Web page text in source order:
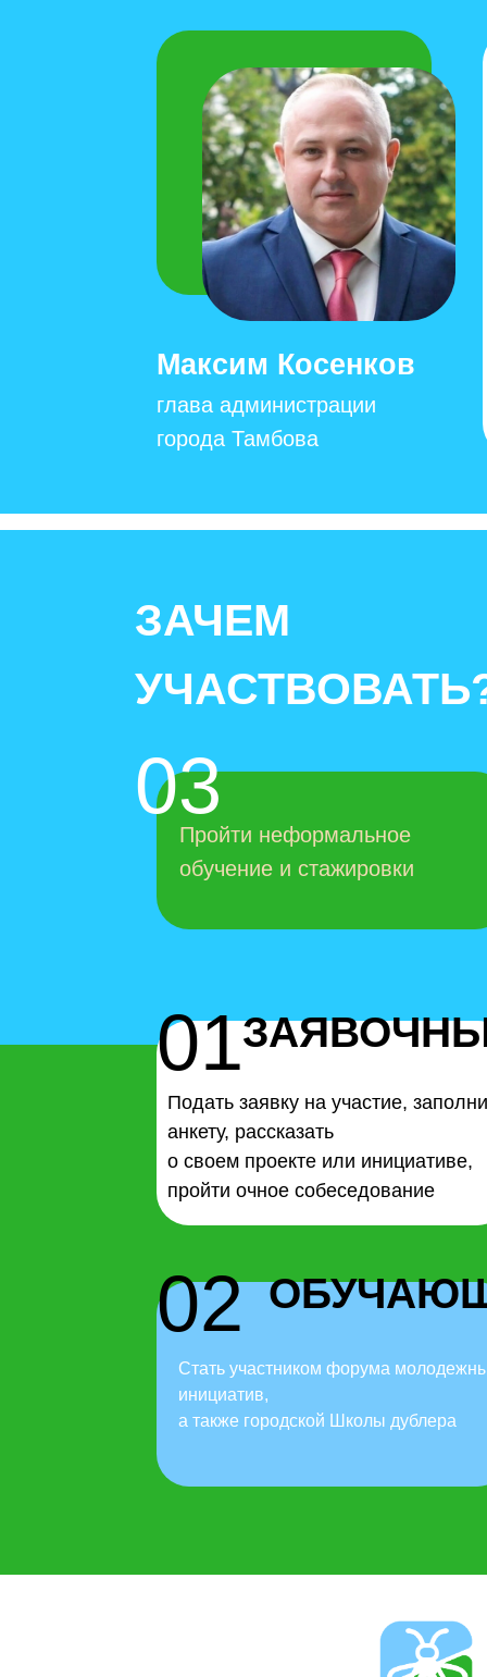
Максим Косенков
глава администрации
города Тамбова
ЗАЧЕМ
03
Пройти неформальное
обучение и стажировки
01
Подать заявку на участие,
анкету, рассказать
о своем проекте или инициативе,
пройти очное собеседование
02
Стать участником форума
инициатив,
а также городской Школы дублера